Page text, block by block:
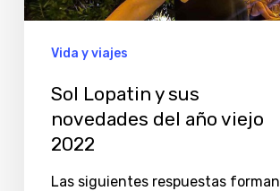
del
2022
Vida y viajes
Sol Lopatin y sus
novedades del año viejo
2022
Las siguientes respuestas forman